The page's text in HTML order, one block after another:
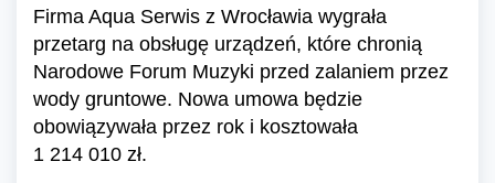
Firma Aqua Serwis z Wrocławia wygrała
przetarg na obsługę urządzeń, które chronią
Narodowe Forum Muzyki przed zalaniem przez
wody gruntowe. Nowa umowa będzie
obowiązywała przez rok i kosztowała
1 214 010 zł.